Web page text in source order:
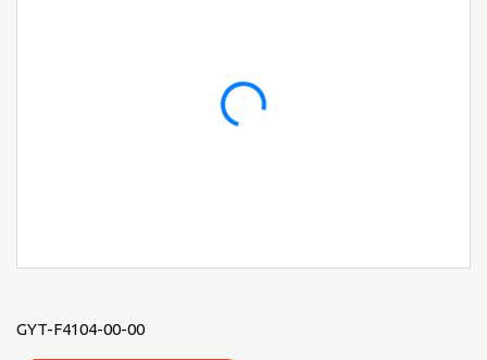
GYT-F4104-00-00